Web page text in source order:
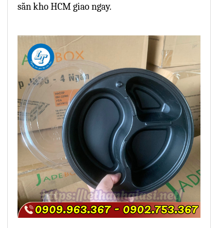
sẵn kho HCM giao ngay.